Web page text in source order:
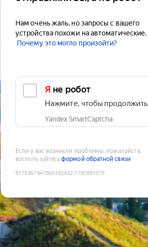
Нам очень жаль, но запросы с вашего
устройства похожи на автоматические.
Почему это могло произойти?
Я не робот
Нажмите, чтобы продолжить
Yandex SmartCaptcha
Если у вас возникли проблемы, пожалуйста,
воспользуйтесьформой обратной связи
9175367947865192432:1785991078